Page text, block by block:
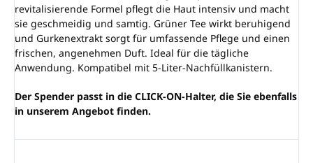
revitalisierende Formel pflegt die Haut intensiv und macht
sie geschmeidig und samtig. Grüner Tee wirkt beruhigend
und Gurkenextrakt sorgt für umfassende Pflege und einen
frischen, angenehmen Duft. Ideal für die tägliche
Anwendung. Kompatibel mit 5-Liter-Nachfüllkanistern.
Der Spender passt in die CLICK-ON-Halter, die Sie ebenfalls
in unserem Angebot finden.